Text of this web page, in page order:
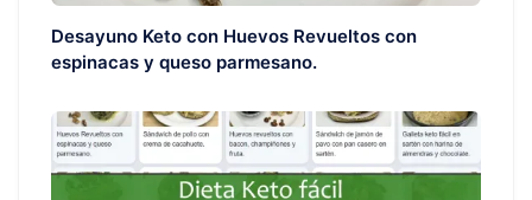
Desayuno Keto con Huevos Revueltos con
espinacas y queso parmesano.